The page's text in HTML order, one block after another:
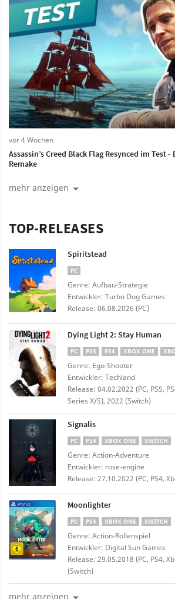
vor 4 Wochen
Assassin’s Creed Black Flag Resynced im Test
Remake
mehr anzeigen
TOP-RELEASES
Spiritstead
PC
Genre: Aufbau-Strategie
Entwickler: Turbo Dog Games
Release: 06.08.2026 (PC)
Dying Light 2: Stay Human
PC PS5 PS4 XBOX ONE
Genre: Ego-Shooter
Entwickler: Techland
Release: 04.02.2022 (PC, PS5,
Series X/S), 2022 (Switch)
Signalis
PC PS4 XBOX ONE SWITCH
Genre: Action-Adventure
Entwickler: rose-engine
Release: 27.10.2022 (PC, PS4,
Moonlighter
PC PS4 XBOX ONE SWITCH
Genre: Action-Rollenspiel
Entwickler: Digital Sun Games
Release: 29.05.2018 (PC, PS4,
(Switch)
mehr anzeigen